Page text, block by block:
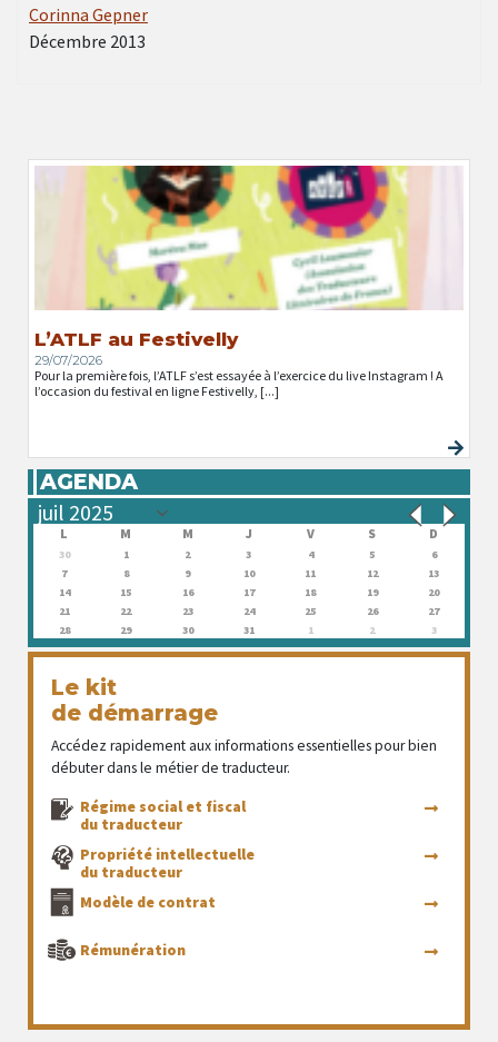
Corinna Gepner
Décembre 2013
L’ATLF au Festivelly
29/07/2026
Pour la première fois, l’ATLF s’est essayée à l’exercice du live Instagram ! A
l’occasion du festival en ligne Festivelly, [...]
AGENDA
L M M J V S D
30 1 2 3 4 5
6
7
8 9 10 11 12
13
14
15 16 17 18 19
20
21
22 23 24 25 26
27
28
29 30 31 1 2 3
Le kit
de démarrage
Accédez rapidement aux informations essentielles pour bien
débuter dans le métier de traducteur.
Régime social et fiscal
du traducteur
Propriété intellectuelle
du traducteur
Modèle de contrat
Rémunération